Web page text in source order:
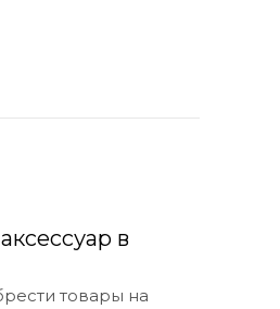
в
товары на